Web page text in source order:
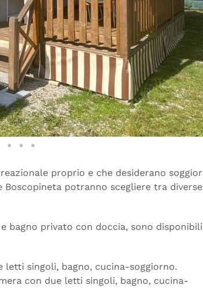
proprio e che desiderano
Boscopineta potranno scegliere tra diverse
bagno privato con doccia, sono
singoli, bagno, cucina-soggiorno.
con due letti singoli, bagno, cucina-